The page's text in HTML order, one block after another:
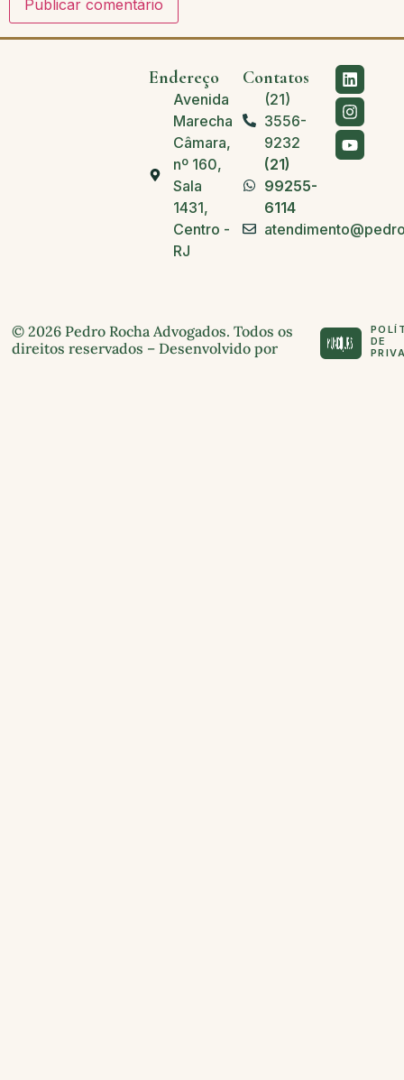
Endereço
Avenida
Marechal
Câmara,
nº 160,
Sala
1431,
Centro -
RJ
Contatos
(21)
3556-
9232
(21)
99255-
6114
© 2026 Pedro Rocha Advogados. Todos os
direitos reservados – Desenvolvido por
DE